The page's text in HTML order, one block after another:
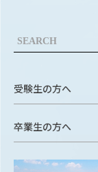
受験生の方へ
卒業生の方へ